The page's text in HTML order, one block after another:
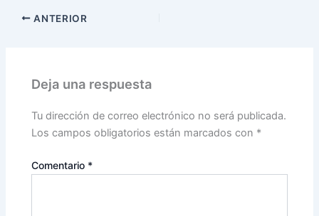
ANTERIOR
Deja una respuesta
Tu dirección de correo electrónico no será publicada.
Los campos obligatorios están marcados con *
Comentario *